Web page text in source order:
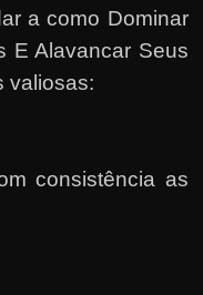
a como Dominar
E Alavancar Seus
valiosas:
consistência as